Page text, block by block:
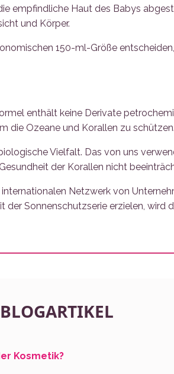
empfindliche Haut des Babys
und Körper.
150-ml-Größe
enthält keine Derivate
die Ozeane und Korallen zu schützen.
Vielfalt. Das von uns
der Korallen nicht
Netzwerk von
der Sonnenschutzserie erzielen, wird
Kosmetik?